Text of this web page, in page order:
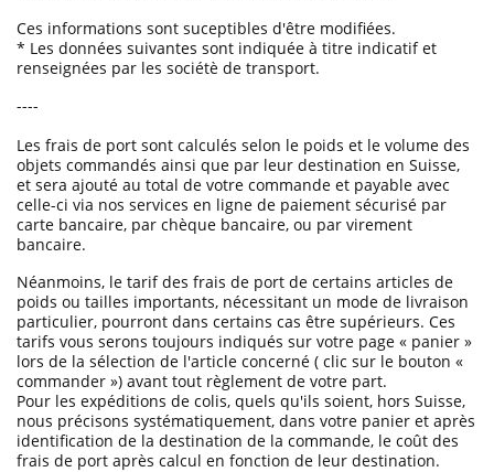
Ces informations sont suceptibles d'être modifiées.
* Les données suivantes sont indiquée à titre indicatif et
renseignées par les sociétè de transport.
----
Les frais de port sont calculés selon le poids et le volume des
objets commandés ainsi que par leur destination en Suisse,
et sera ajouté au total de votre commande et payable avec
celle-ci via nos services en ligne de paiement sécurisé par
carte bancaire, par chèque bancaire, ou par virement
bancaire.
Néanmoins, le tarif des frais de port de certains articles de
poids ou tailles importants, nécessitant un mode de livraison
particulier, pourront dans certains cas être supérieurs. Ces
tarifs vous serons toujours indiqués sur votre page « panier »
lors de la sélection de l'article concerné ( clic sur le bouton «
commander ») avant tout règlement de votre part.
Pour les expéditions de colis, quels qu'ils soient, hors Suisse,
nous précisons systématiquement, dans votre panier et après
identification de la destination de la commande, le coût des
frais de port après calcul en fonction de leur destination.